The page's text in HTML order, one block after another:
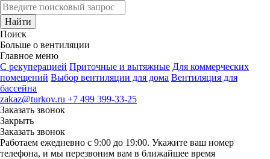
Найти
Поиск
Больше о вентиляции
Главное меню
C рекуперацией Приточные и вытяжные Для коммерческих
помещений Выбор вентиляции для дома Вентиляция для
бассейна
zakaz@turkov.ru +7 499 399-33-25
Заказать звонок
Закрыть
Заказать звонок
Работаем ежедневно с 9:00 до 19:00. Укажите ваш номер
телефона, и мы перезвоним вам в ближайшее время